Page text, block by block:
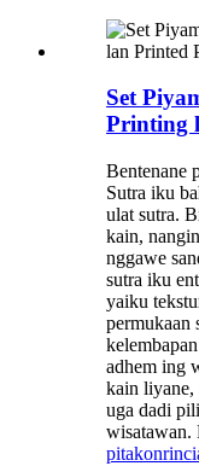
Set
Printing
Bentenane
Sutra iku
ulat sutra.
kain,
nggawe
sutra iku
yaiku
permukaan
adhem ing
kain liyane,
uga dadi
wisatawan.
pitakon